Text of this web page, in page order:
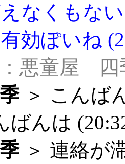
なくもな
効ぽいね
：悪童屋 四
＞ こんば
ばんは
＞ 連絡が